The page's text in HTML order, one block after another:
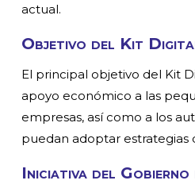
actual.
Objetivo del Kit
El principal objetivo del Kit
apoyo económico a las
empresas, así como a los
puedan adoptar estrategias
Iniciativa del Gobierno